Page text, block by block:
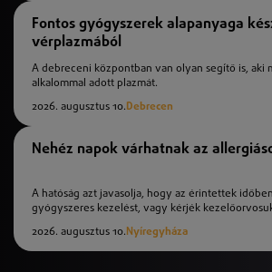
Fontos gyógyszerek alapanyaga
vérplazmából
A debreceni központban van olyan segítő is, aki
alkalommal adott plazmát.
2026. augusztus 10.Debrecen
Nehéz napok várhatnak az
A hatóság azt javasolja, hogy az érintettek
gyógyszeres kezelést, vagy kérjék
2026. augusztus 10. Nyíregyháza